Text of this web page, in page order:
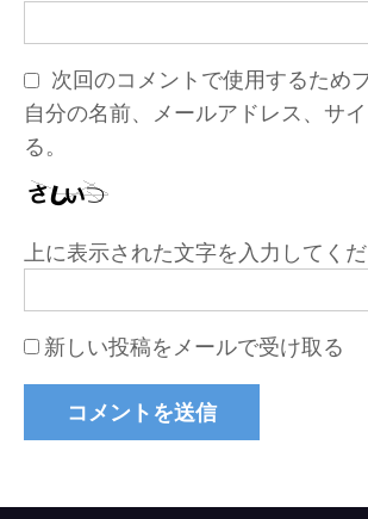
次回のコメントで使用するため
自分の名前、メールアドレス、サ
る。
上に表示された文字を入力してくだ
新しい投稿をメールで受け取る